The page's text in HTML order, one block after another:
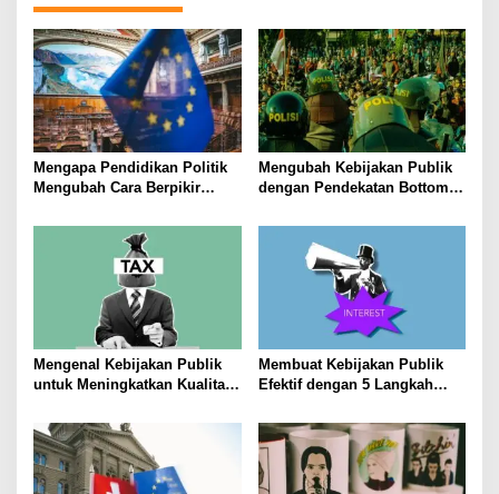
Mengapa Pendidikan Politik
Mengubah Cara Berpikir
Mengubah Kebijakan Publik
dengan Pendekatan Bottom-
Mengenal Kebijakan Publik
untuk Meningkatkan Kualitas
Membuat Kebijakan Publik
Efektif dengan 5 Langkah